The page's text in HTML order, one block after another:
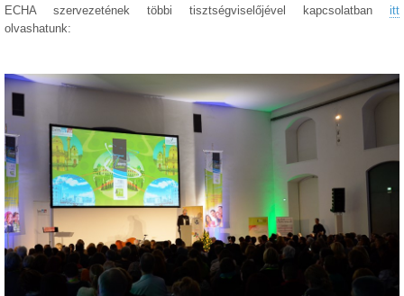
ECHA szervezetének többi tisztségviselőjével kapcsolatban itt
olvashatunk: